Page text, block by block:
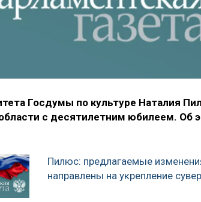
Госдумы по культуре Наталия
с десятилетним юбилеем. Об
Пилюс: предлагаемые
направлены на укрепление